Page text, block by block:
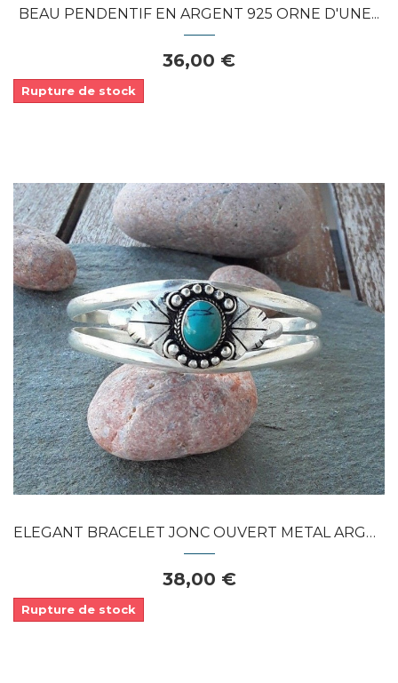
BEAU PENDENTIF EN ARGENT 925 ORNE D'UNE...
36,00 €
Rupture de stock
Dans mon panier
APERÇU RAPIDE
ELEGANT BRACELET JONC OUVERT METAL ARGENTE...
38,00 €
Rupture de stock